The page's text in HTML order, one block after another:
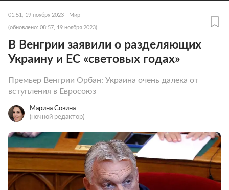
01:51, 19 ноября 2023 Мир
(обновлено: 08:57, 19 ноября 2023)
В Венгрии заявили о разделяющих
Украину и ЕС «световых годах»
Премьер Венгрии Орбан: Украина очень далека от
вступления в Евросоюз
Марина Совина
(ночной редактор)